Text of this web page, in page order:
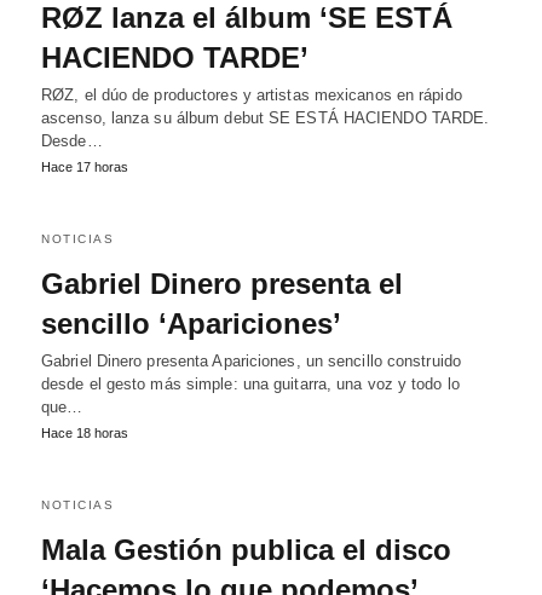
RØZ lanza el álbum ‘SE ESTÁ
HACIENDO TARDE’
RØZ, el dúo de productores y artistas mexicanos en rápido
ascenso, lanza su álbum debut SE ESTÁ HACIENDO TARDE.
Desde…
Hace 17 horas
NOTICIAS
Gabriel Dinero presenta el
sencillo ‘Apariciones’
Gabriel Dinero presenta Apariciones, un sencillo construido
desde el gesto más simple: una guitarra, una voz y todo lo
que…
Hace 18 horas
NOTICIAS
Mala Gestión publica el disco